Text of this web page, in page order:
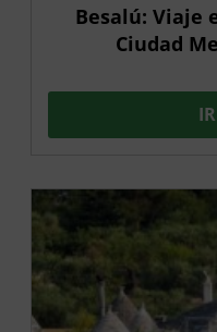
Besalú: Viaje
Ciudad